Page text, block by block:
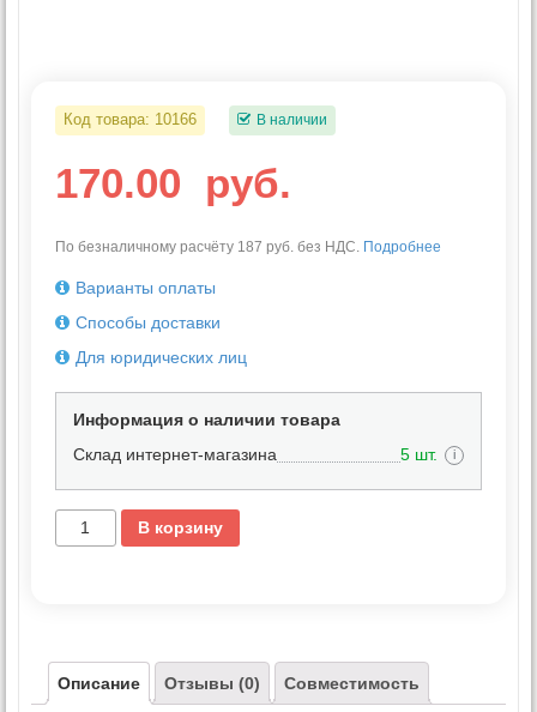
Код товара: 10166 В наличии
170.00 руб.
По безналичному расчёту 187 руб. без НДС. Подробнее
Варианты оплаты
Способы доставки
Для юридических лиц
Информация о наличии товара
Склад интернет-магазина
5 шт. i
В корзину
Описание Отзывы (0) Совместимость